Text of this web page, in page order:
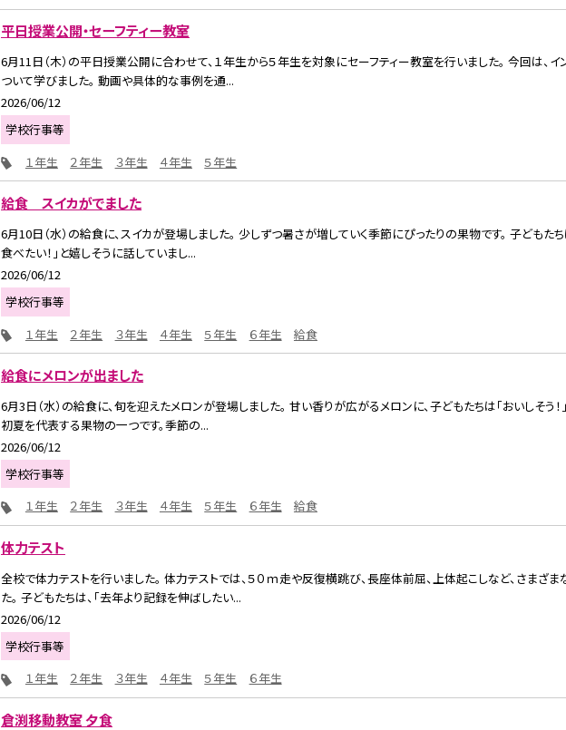
平日授業公開・セーフティー教室
6月11日（木）の平日授業公開に合わせて、１年生から５年生を対象にセーフティー教室を行いました。 今回は、
ついて学びました。 動画や具体的な事例を通...
2026/06/12
学校行事等
１年生
２年生 ３年生 ４年生 ５年生
給食 スイカがでました
6月10日（水）の給食に、スイカが登場しました。 少しずつ暑さが増していく季節にぴったりの果物です。 子どもたち
食べたい！」と嬉しそうに話していまし...
2026/06/12
学校行事等
１年生
２年生 ３年生 ４年生 ５年生 ６年生 給食
給食にメロンが出ました
6月3日（水）の給食に、旬を迎えたメロンが登場しました。 甘い香りが広がるメロンに、子どもたちは「おいしそう！
初夏を代表する果物の一つです。季節の...
2026/06/12
学校行事等
１年生
２年生 ３年生 ４年生 ５年生 ６年生 給食
体力テスト
全校で体力テストを行いました。 体力テストでは、５０ｍ走や反復横跳び、長座体前屈、上体起こしなど、さま
た。 子どもたちは、「去年より記録を伸ばしたい...
2026/06/12
学校行事等
１年生
２年生 ３年生 ４年生 ５年生 ６年生
倉渕移動教室 夕食